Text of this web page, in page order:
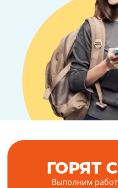
ГОРЯТ
Выполним